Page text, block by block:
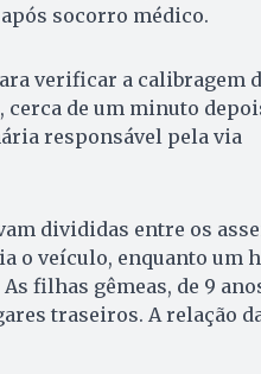
socorro médico.
verificar a calibragem
cerca de um minuto
responsável pela via
divididas entre os
o veículo, enquanto um
filhas gêmeas, de 9
traseiros. A relação